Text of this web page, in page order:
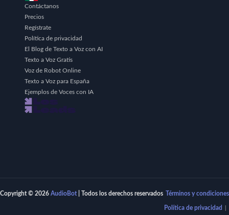
Contáctanos
Precios
Regístrate
Política de privacidad
El Blog de Texto a Voz con AI
Texto a Voz Gratis
Voz de Robot Online
Texto a Voz para España
Ejemplos de Voces con IA
Copyright © 2026 AudioBot| Todos los derechos reservados Términos y condiciones
Política de privacidad